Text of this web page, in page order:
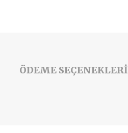
ÖDEME SEÇENEKLERİ